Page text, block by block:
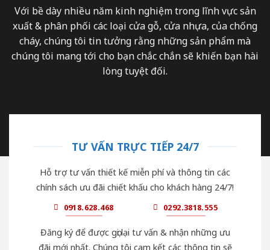
Với bề dày nhiều năm kinh nghiệm trong lĩnh vực sản
xuất & phân phối các loại cửa gỗ, cửa nhựa, của chống
cháy, chúng tôi tin tưởng rằng những sản phẩm mà
chúng tôi mang tới cho bạn chắc chắn sẽ khiến bạn hài
lòng tuyệt đối.
TƯ VẤN TRỰC TIẾP 24/7
Hỗ trợ tư vấn thiết kế miễn phí và thông tin các
chính sách ưu đãi chiết khấu cho khách hàng 24/7!
0918.628.468 0292.3818.555
Đăng ký để được gọi lại tư vấn & nhận những ưu
đãi mới nhất. Chúng tôi cam kết các thông tin sẽ